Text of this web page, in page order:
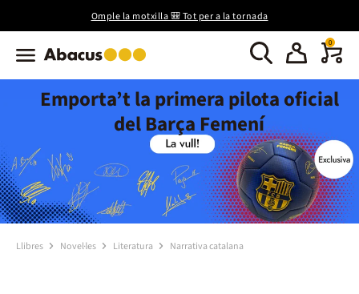
Omple la motxilla 🎒 Tot per a la tornada
0
Emporta’t la primera pilota oficial
del Barça Femení
Llibres Novel·les Literatura Narrativa catalana